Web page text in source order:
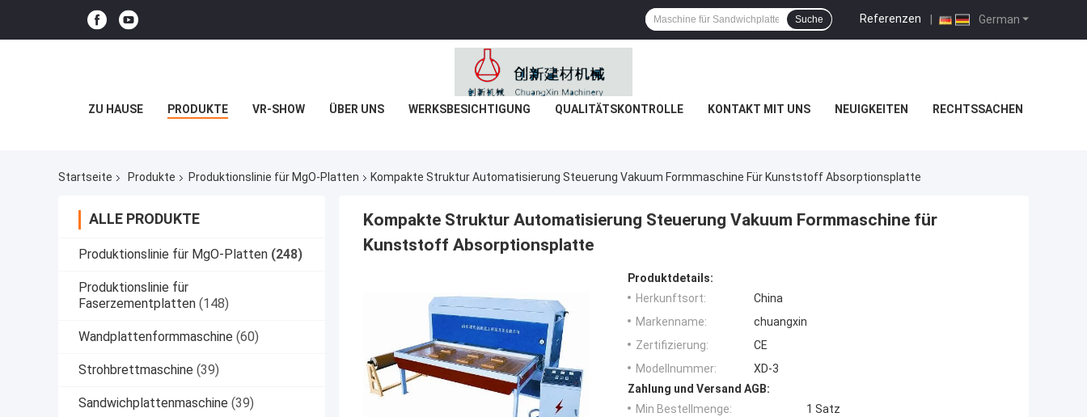
German
Referenzen |
Suche
ZU HAUSE PRODUKTE VR-SHOW ÜBER UNS WERKSBESICHTIGUNG QUALITÄTSKONTROLLE KONTAKT MIT UNS NEUIGKEITEN RECHTSSACHEN
Startseite Produkte Produktionslinie für MgO-Platten Kompakte Struktur Automatisierung Steuerung Vakuum Formmaschine Für Kunststoff Absorptionsplatte
ALLE PRODUKTE
Produktionslinie für MgO-Platten (248)
Produktionslinie für
Faserzementplatten (148)
Wandplattenformmaschine (60)
Strohbrettmaschine (39)
Sandwichplattenmaschine (39)
Kompakte Struktur Automatisierung Steuerung Vakuum Formmaschine für
Kunststoff Absorptionsplatte
Produktdetails:
Herkunftsort:
China
Markenname:
chuangxin
Zertifizierung:
CE
Modellnummer:
XD-3
Zahlung und Versand AGB:
Min Bestellmenge:
1 Satz